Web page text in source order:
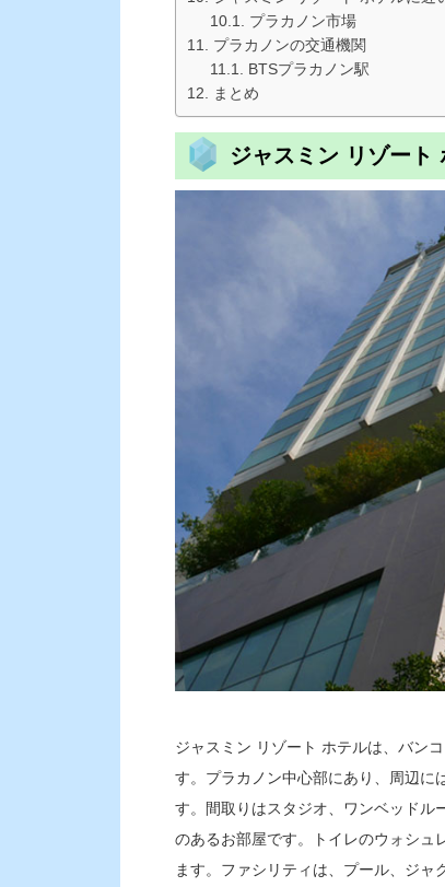
プラカノン市場
プラカノンの交通機関
BTSプラカノン駅
まとめ
ジャスミン リゾート
ジャスミン リゾート ホテルは、バン
す。プラカノン中心部にあり、周辺に
す。間取りはスタジオ、ワンベッドル
のあるお部屋です。トイレのウォシュ
ます。ファシリティは、プール、ジ